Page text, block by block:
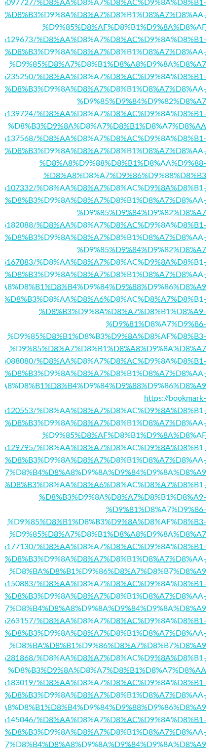
%D8%AA%D8%A7%D8%AC%D9%8A%D8%B1-
%D8%B3%D9%8A%D8%A7%D8%B1%D8%A7%D8%AA-
%D9%85%D8%AF%D8%B1%D9%8A%D8%AF
%D8%AA%D8%A7%D8%AC%D9%8A%D8%B1-
%D8%B3%D9%8A%D8%A7%D8%B1%D8%A7%D8%AA-
%D9%85%D8%A7%D8%B1%D8%A8%D9%8A%D8%A7
%D8%AA%D8%A7%D8%AC%D9%8A%D8%B1-
%D8%B3%D9%8A%D8%A7%D8%B1%D8%A7%D8%AA-
%D9%85%D9%84%D9%82%D8%A7
%D8%AA%D8%A7%D8%AC%D9%8A%D8%B1-
%D8%B3%D9%8A%D8%A7%D8%B1%D8%A7%D8%AA
%D8%AA%D8%A7%D8%AC%D9%8A%D8%B1-
%D8%B3%D9%8A%D8%A7%D8%B1%D8%A7%D8%AA-
%D8%A8%D9%88%D8%B1%D8%AA%D9%88-
%D8%A8%D8%A7%D9%86%D9%88%D8%B3
%D8%AA%D8%A7%D8%AC%D9%8A%D8%B1-
%D8%B3%D9%8A%D8%A7%D8%B1%D8%A7%D8%AA-
%D9%85%D9%84%D9%82%D8%A7
%D8%AA%D8%A7%D8%AC%D9%8A%D8%B1-
%D8%B3%D9%8A%D8%A7%D8%B1%D8%A7%D8%AA-
%D9%85%D9%84%D9%82%D8%A7
%D8%AA%D8%A7%D8%AC%D9%8A%D8%B1-
%D8%B3%D9%8A%D8%A7%D8%B1%D8%A7%D8%AA-
%D8%B3%D9%8A%D8%A7%D8%B1%D8%A9-
%D9%81%D8%A7%D9%86-
%D9%85%D8%B1%D8%B3%D9%8A%D8%AF%D8%B3-
%D9%85%D8%A7%D8%B1%D8%A8%D9%8A%D8%A7
%D8%AA%D8%A7%D8%AC%D9%8A%D8%B1-
%D8%B3%D9%8A%D8%A7%D8%B1%D8%A7%D8%AA-
https://bookmark-
%D8%AA%D8%A7%D8%AC%D9%8A%D8%B1-
%D8%B3%D9%8A%D8%A7%D8%B1%D8%A7%D8%AA-
%D9%85%D8%AF%D8%B1%D9%8A%D8%AF
%D8%AA%D8%A7%D8%AC%D9%8A%D8%B1-
%D8%B3%D9%8A%D8%A7%D8%B1%D8%A7%D8%AA-
%D8%B3%D9%8A%D8%A7%D8%B1%D8%A9-
%D9%81%D8%A7%D9%86-
%D9%85%D8%B1%D8%B3%D9%8A%D8%AF%D8%B3-
%D9%85%D8%A7%D8%B1%D8%A8%D9%8A%D8%A7
%D8%AA%D8%A7%D8%AC%D9%8A%D8%B1-
%D8%B3%D9%8A%D8%A7%D8%B1%D8%A7%D8%AA-
%D8%BA%D8%B1%D9%86%D8%A7%D8%B7%D8%A9
%D8%AA%D8%A7%D8%AC%D9%8A%D8%B1-
%D8%B3%D9%8A%D8%A7%D8%B1%D8%A7%D8%AA-
%D8%AA%D8%A7%D8%AC%D9%8A%D8%B1-
%D8%B3%D9%8A%D8%A7%D8%B1%D8%A7%D8%AA-
%D8%BA%D8%B1%D9%86%D8%A7%D8%B7%D8%A9
%D8%AA%D8%A7%D8%AC%D9%8A%D8%B1-
%D8%B3%D9%8A%D8%A7%D8%B1%D8%A7%D8%AA
%D8%AA%D8%A7%D8%AC%D9%8A%D8%B1-
%D8%B3%D9%8A%D8%A7%D8%B1%D8%A7%D8%AA-
%D8%AA%D8%A7%D8%AC%D9%8A%D8%B1-
%D8%B3%D9%8A%D8%A7%D8%B1%D8%A7%D8%AA-